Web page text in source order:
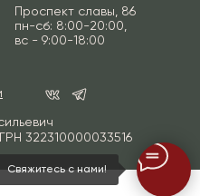
Свяжитесь с нами!
Проспект славы, 86
пн-сб: 8:00-20:00,
вс - 9:00-18:00
322310000033516